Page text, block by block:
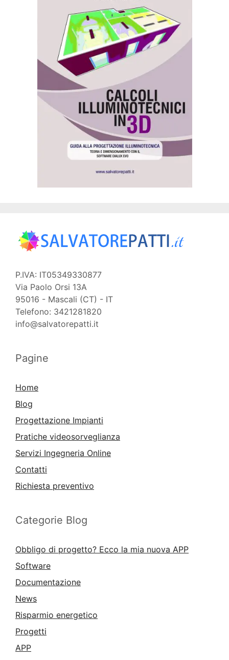
P.IVA: IT05349330877
Via Paolo Orsi 13A
95016 - Mascali (CT) - IT
Telefono: 3421281820
info@salvatorepatti.it
Pagine
Home
Blog
Progettazione Impianti
Pratiche videosorveglianza
Servizi Ingegneria Online
Contatti
Richiesta preventivo
Categorie Blog
Obbligo di progetto? Ecco la mia nuova APP
Software
Documentazione
News
Risparmio energetico
Progetti
APP